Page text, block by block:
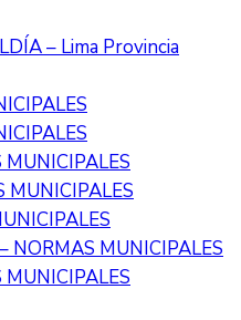
– Lima Provincia
MUNICIPALES
NORMAS MUNICIPALES
MUNICIPALES